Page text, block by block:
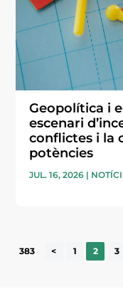
Geopolítica i
escenari
conflictes i la
potències
JUL. 16, 2026 |
383
< 1 2 3